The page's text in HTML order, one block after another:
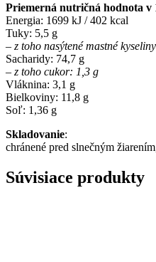
Priemerná nutričná hodnota v
Energia: 1699 kJ / 402 kcal
Tuky: 5,5 g
– z toho nasýtené mastné
Sacharidy: 74,7 g
– z toho cukor: 1,3 g
Vláknina: 3,1 g
Bielkoviny: 11,8 g
Soľ: 1,36 g
Skladovanie:
chránené pred slnečným
Súvisiace produkty